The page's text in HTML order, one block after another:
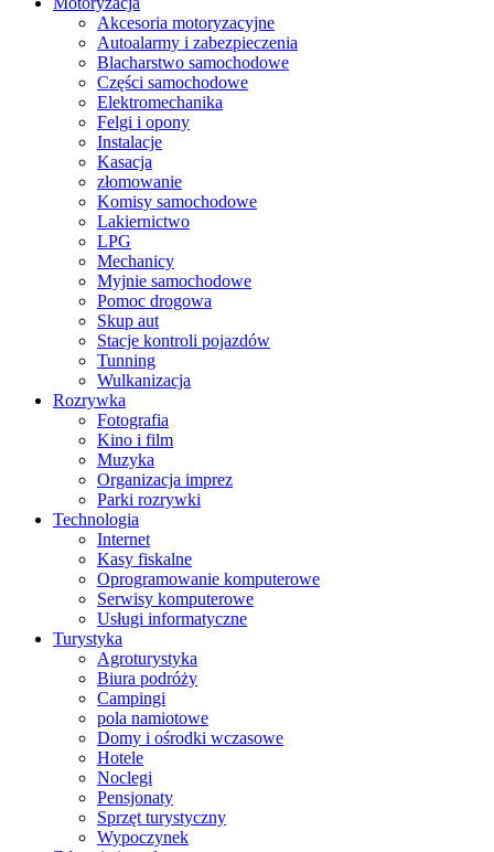
Akcesoria motoryzacyjne
Autoalarmy i zabezpieczenia
Blacharstwo samochodowe
Części samochodowe
Elektromechanika
Felgi i opony
Instalacje
Kasacja
złomowanie
Komisy samochodowe
Lakiernictwo
LPG
Mechanicy
Myjnie samochodowe
Pomoc drogowa
Skup aut
Stacje kontroli pojazdów
Tunning
Wulkanizacja
Rozrywka
Fotografia
Kino i film
Muzyka
Organizacja imprez
Parki rozrywki
Technologia
Internet
Kasy fiskalne
Oprogramowanie komputerowe
Serwisy komputerowe
Usługi informatyczne
Turystyka
Agroturystyka
Biura podróży
Campingi
pola namiotowe
Domy i ośrodki wczasowe
Hotele
Noclegi
Pensjonaty
Sprzęt turystyczny
Wypoczynek